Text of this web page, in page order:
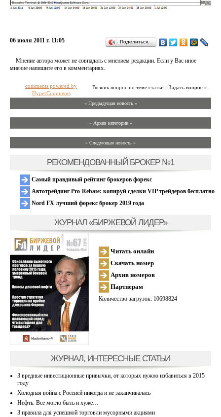
06 июля 2011 г. 11:05 Поделиться…
Мнение автора может не совпадать с мнением редакции. Если у Вас иное
мнение напишите его в комментариях.
Возник вопрос по теме статьи - Задать вопрос »
comments powered by
HyperComments
« Предыдущая новость «
» Архив категории «
» Следующая новость »
РЕКОМЕНДОВАННЫЙ БРОКЕР №1
Самый правдивый рейтинг брокеров форекс
Автотрейдинг Pro-Rebate: копируй сделки VIP трейдеров бесплатно
Nord FX лучший форекс брокер 2019 года
ЖУРНАЛ «БИРЖЕВОЙ ЛИДЕР»
Читать онлайн
Скачать номер
Архив номеров
Партнерам
Количество загрузок: 10698824
ЖУРНАЛ, ИНТЕРЕСНЫЕ СТАТЬИ
3 вредные инвестиционные привычки, от которых нужно избавиться в 2015
году
Холодная война с Россией никогда и не заканчивалась
Нефть: Все могло быть и хуже…
3 правила для успешной торговли мусорными акциями